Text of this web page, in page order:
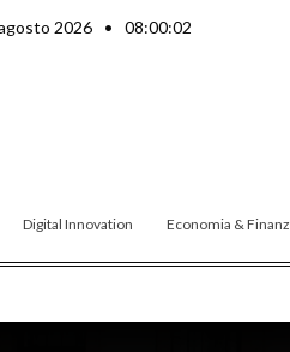
2026 • 08:00:03
Digital Innovation Economia &